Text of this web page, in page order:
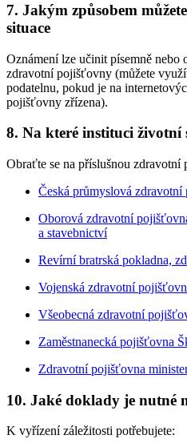
7. Jakým způsobem
situace
Oznámení lze učinit písemně nebo
zdravotní pojišťovny (můžete
podatelnu, pokud je na
pojišťovny zřízena).
8. Na které instituci životní
Obraťte se na příslušnou zdravotní
Česká průmyslová zdravotní
Oborová zdravotní
a stavebnictví
Revírní bratrská pokladna,
Vojenská zdravotní
Všeobecná zdravotní
Zaměstnanecká pojišťovna
Zdravotní pojišťovna
10. Jaké doklady je nutné
K vyřízení záležitosti potřebujete: